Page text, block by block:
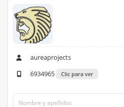
aureaprojects
6934965
Clic para ver